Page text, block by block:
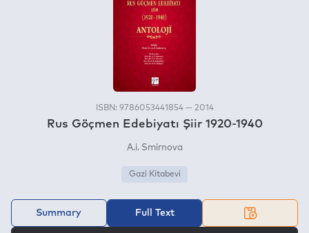
ISBN: 9786053441854 — 2014
Rus Göçmen Edebiyatı Şiir 1920-1940
A.i. Smirnova
Gazi Kitabevi
Summary Full Text